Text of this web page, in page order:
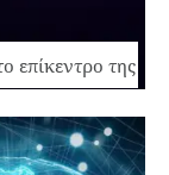
επίκεντρο της